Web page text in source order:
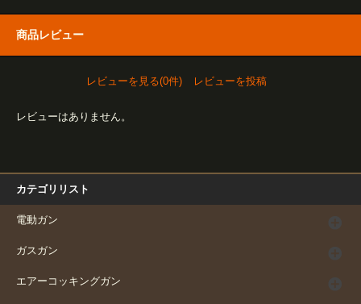
商品レビュー
レビューを見る(0件) レビューを投稿
レビューはありません。
カテゴリリスト
電動ガン
ガスガン
エアーコッキングガン